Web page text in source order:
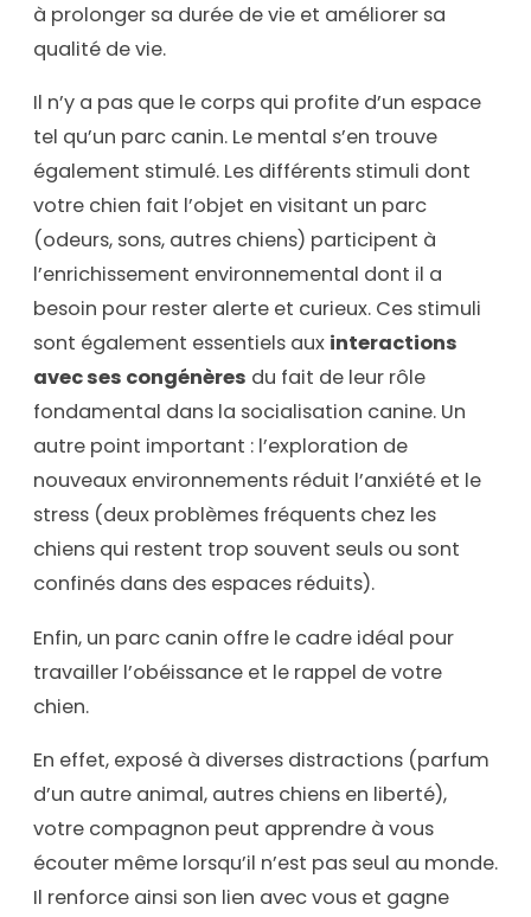
à prolonger sa durée de vie et améliorer sa
qualité de vie.
Il n’y a pas que le corps qui profite d’un espace
tel qu’un parc canin. Le mental s’en trouve
également stimulé. Les différents stimuli dont
votre chien fait l’objet en visitant un parc
(odeurs, sons, autres chiens) participent à
l’enrichissement environnemental dont il a
besoin pour rester alerte et curieux. Ces stimuli
sont également essentiels aux interactions
avec ses congénères du fait de leur rôle
fondamental dans la socialisation canine. Un
autre point important : l’exploration de
nouveaux environnements réduit l’anxiété et le
stress (deux problèmes fréquents chez les
chiens qui restent trop souvent seuls ou sont
confinés dans des espaces réduits).
Enfin, un parc canin offre le cadre idéal pour
travailler l’obéissance et le rappel de votre
chien.
En effet, exposé à diverses distractions (parfum
d’un autre animal, autres chiens en liberté),
votre compagnon peut apprendre à vous
écouter même lorsqu’il n’est pas seul au monde.
Il renforce ainsi son lien avec vous et gagne